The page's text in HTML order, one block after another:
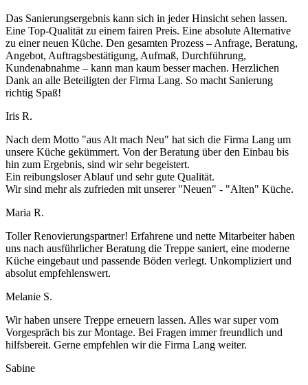
Das Sanierungsergebnis kann sich in jeder Hinsicht sehen lassen.
Eine Top-Qualität zu einem fairen Preis. Eine absolute Alternative
zu einer neuen Küche. Den gesamten Prozess – Anfrage, Beratung,
Angebot, Auftragsbestätigung, Aufmaß, Durchführung,
Kundenabnahme – kann man kaum besser machen. Herzlichen
Dank an alle Beteiligten der Firma Lang. So macht Sanierung
richtig Spaß!
Iris R.
Nach dem Motto "aus Alt mach Neu" hat sich die Firma Lang um
unsere Küche gekümmert. Von der Beratung über den Einbau bis
hin zum Ergebnis, sind wir sehr begeistert.
Ein reibungsloser Ablauf und sehr gute Qualität.
Wir sind mehr als zufrieden mit unserer "Neuen" - "Alten" Küche.
Maria R.
Toller Renovierungspartner! Erfahrene und nette Mitarbeiter haben
uns nach ausführlicher Beratung die Treppe saniert, eine moderne
Küche eingebaut und passende Böden verlegt. Unkompliziert und
absolut empfehlenswert.
Melanie S.
Wir haben unsere Treppe erneuern lassen. Alles war super vom
Vorgespräch bis zur Montage. Bei Fragen immer freundlich und
hilfsbereit. Gerne empfehlen wir die Firma Lang weiter.
Sabine